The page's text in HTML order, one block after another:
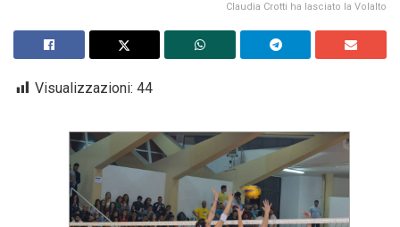
Claudia Crotti ha lasciato la Volalto
Visualizzazioni: 44